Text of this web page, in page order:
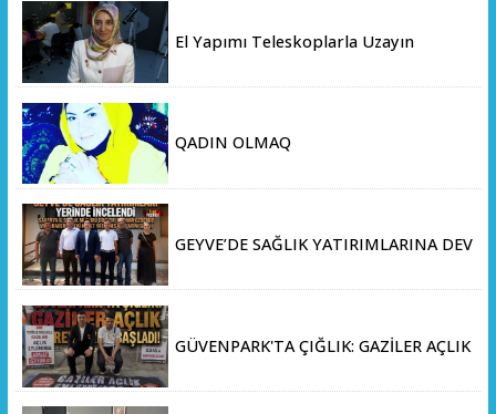
El Yapımı Teleskoplarla Uzayın
QADIN OLMAQ
GEYVE’DE SAĞLIK YATIRIMLARINA DEV
KAYHAN ÖZDEMİR VE SAHA HEYETİ
GÜVENPARK'TA ÇIĞLIK: GAZİLER AÇLIK